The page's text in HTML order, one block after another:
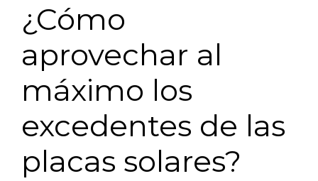
¿Cómo
aprovechar al
máximo los
excedentes de las
placas solares?